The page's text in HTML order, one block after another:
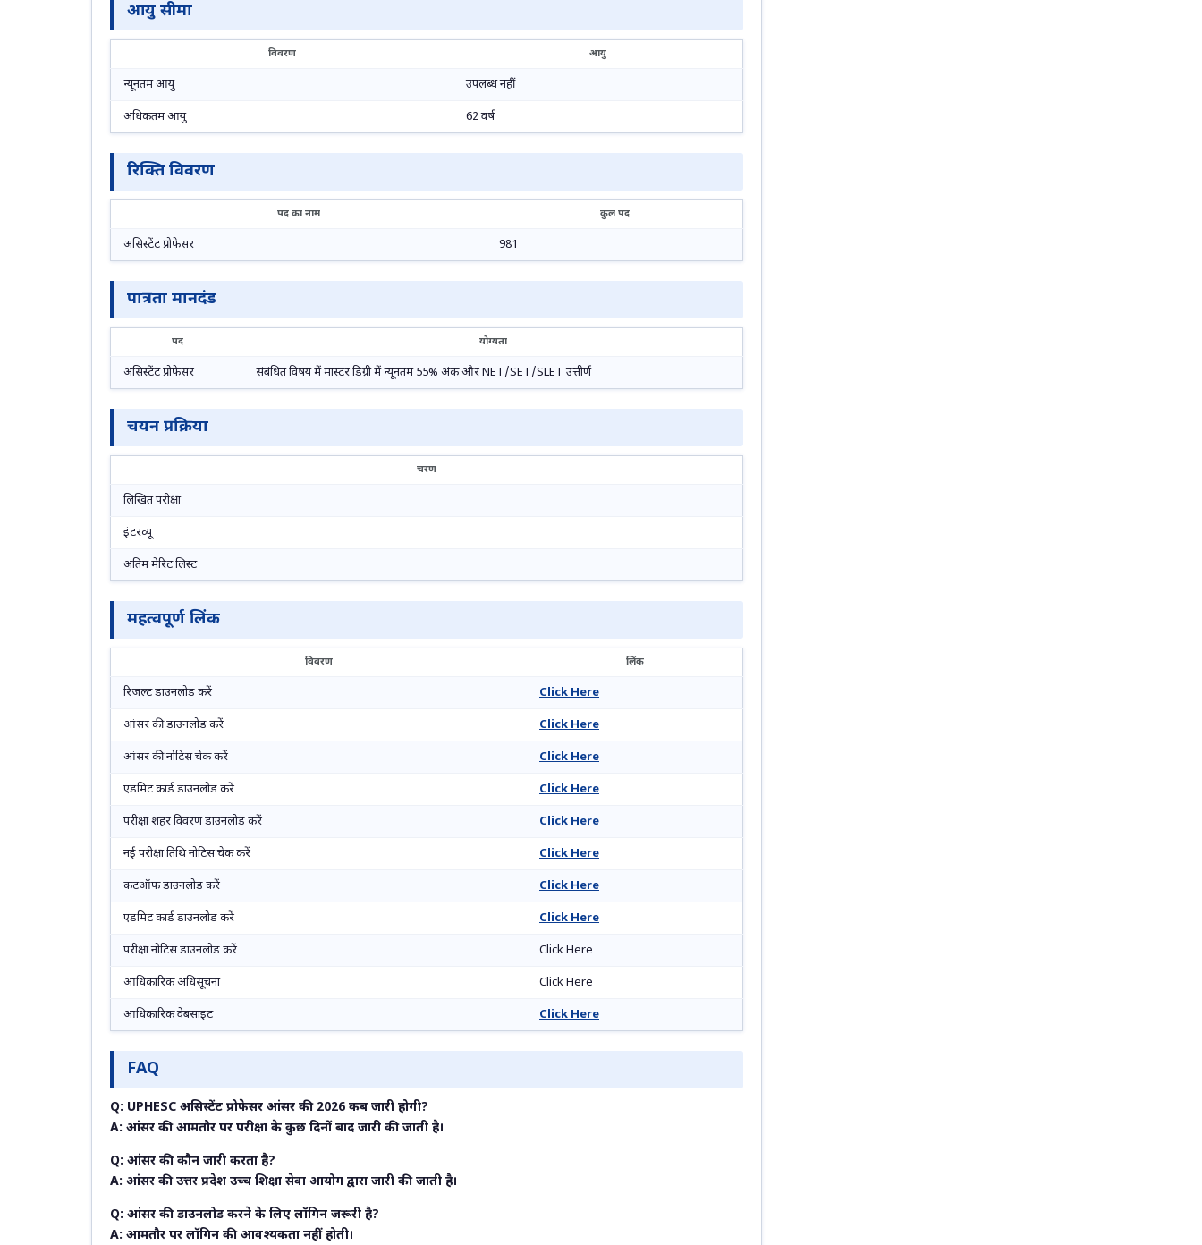
आयु सीमा
विवरण आयु
न्यूनतम आयु उपलब्ध नहीं
अधिकतम आयु 62 वर्ष
रिक्ति विवरण
पद का नाम कुल पद
असिस्टेंट प्रोफेसर 981
पात्रता मानदंड
पद योग्यता
असिस्टेंट प्रोफेसर संबंधित विषय में मास्टर डिग्री में न्यूनतम 55% अंक और NET/SET/SLET उत्तीर्ण
चयन प्रक्रिया
चरण
लिखित परीक्षा
इंटरव्यू
अंतिम मेरिट लिस्ट
महत्वपूर्ण लिंक
विवरण लिंक
रिजल्ट डाउनलोड करें Click Here
आंसर की डाउनलोड करें Click Here
आंसर की नोटिस चेक करें Click Here
एडमिट कार्ड डाउनलोड करें Click Here
परीक्षा शहर विवरण डाउनलोड करें Click Here
नई परीक्षा तिथि नोटिस चेक करें Click Here
कटऑफ डाउनलोड करें Click Here
एडमिट कार्ड डाउनलोड करें Click Here
परीक्षा नोटिस डाउनलोड करें Click Here
आधिकारिक अधिसूचना Click Here
आधिकारिक वेबसाइट Click Here
FAQ
Q: UPHESC असिस्टेंट प्रोफेसर आंसर की 2026 कब जारी होगी?
A: आंसर की आमतौर पर परीक्षा के कुछ दिनों बाद जारी की जाती है।
Q: आंसर की कौन जारी करता है?
A: आंसर की उत्तर प्रदेश उच्च शिक्षा सेवा आयोग द्वारा जारी की जाती है।
Q: आंसर की डाउनलोड करने के लिए लॉगिन जरूरी है?
A: आमतौर पर लॉगिन की आवश्यकता नहीं होती।